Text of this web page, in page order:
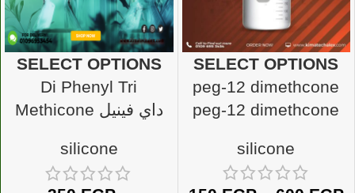
SELECT OPTIONS
Di Phenyl Tri
Methicone داي فينيل
silicone
SELECT OPTIONS
peg-12 dimethcone
peg-12 dimethcone
silicone